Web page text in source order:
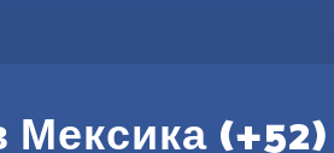
Мексика